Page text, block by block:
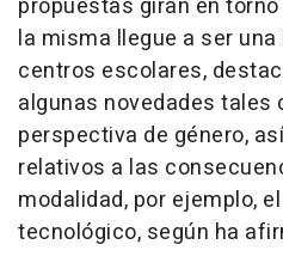
propuestas giran en
la misma llegue a ser
centros escolares,
algunas novedades tales
perspectiva de género,
relativos a las
modalidad, por ejemplo,
tecnológico, según ha